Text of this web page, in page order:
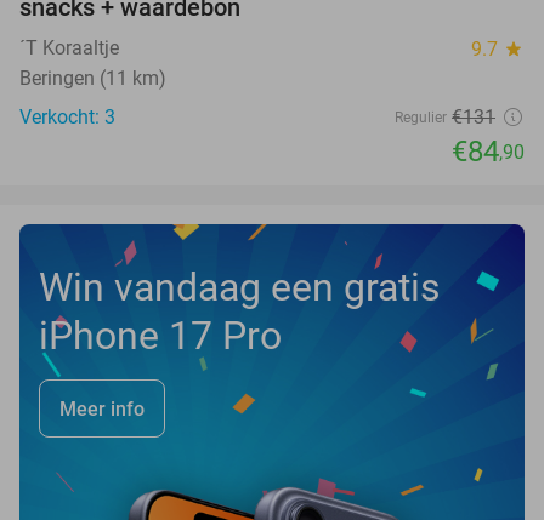
TODAY
snacks + waardebon
´T Koraaltje 9.7 star
Beringen (11 km)
Verkocht: 3
Regulier €131
€84,90
Win vandaag een gratis
iPhone 17 Pro
Meer info